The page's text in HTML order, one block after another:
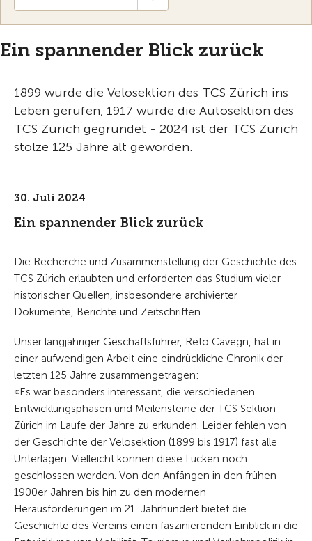
Ein spannender Blick zurück
1899 wurde die Velosektion des TCS Zürich ins
Leben gerufen, 1917 wurde die Autosektion des
TCS Zürich gegründet - 2024 ist der TCS Zürich
stolze 125 Jahre alt geworden.
30. Juli 2024
Ein spannender Blick zurück
Die Recherche und Zusammenstellung der Geschichte des
TCS Zürich erlaubten und erforderten das Studium vieler
historischer Quellen, insbesondere archivierter
Dokumente, Berichte und Zeitschriften.
Unser langjähriger Geschäftsführer, Reto Cavegn, hat in
einer aufwendigen Arbeit eine eindrückliche Chronik der
letzten 125 Jahre zusammengetragen:
«Es war besonders interessant, die verschiedenen
Entwicklungsphasen und Meilensteine der TCS Sektion
Zürich im Laufe der Jahre zu erkunden. Leider fehlen von
der Geschichte der Velosektion (1899 bis 1917) fast alle
Unterlagen. Vielleicht können diese Lücken noch
geschlossen werden. Von den Anfängen in den frühen
1900er Jahren bis hin zu den modernen
Herausforderungen im 21. Jahrhundert bietet die
Geschichte des Vereins einen faszinierenden Einblick in die